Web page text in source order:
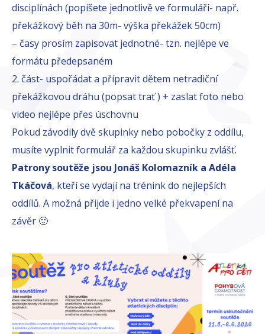
disciplínách (popíšete jednotlivě ve formuláři- např.
překážkový běh na 30m- výška překážek 50cm)
– časy prosím zapisovat jednotné- tzn. nejlépe ve
formátu předepsaném
2. část- uspořádat a přípravit dětem netradiční
překážkovou dráhu (popsat trať ) + zaslat foto nebo
video nejlépe přes úschovnu
Pokud závodily dvě skupinky nebo pobočky z oddílu,
musíte vyplnit formulář za každou skupinku zvlášť.
Patrony soutěže jsou Jonáš Kolomazník a Adéla
Tkáčová, kteří se vydají na trénink do nejlepších
oddílů. A možná přijde i jedno velké překvapení na
závěr 🙂